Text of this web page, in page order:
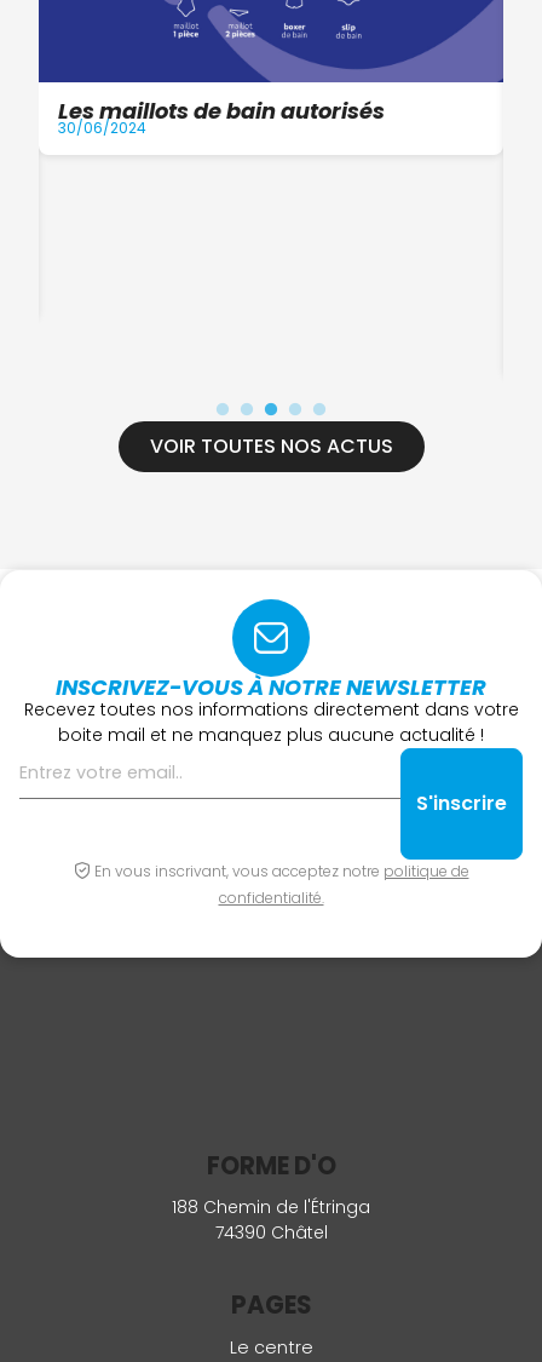
Les maillots de bain autorisés
30/06/2024
VOIR TOUTES NOS ACTUS
INSCRIVEZ-VOUS À NOTRE NEWSLETTER
Recevez toutes nos informations directement dans votre
boite mail et ne manquez plus aucune actualité !
En vous inscrivant, vous acceptez notre politique de
confidentialité.
FORME D'O
188 Chemin de l'Étringa
74390 Châtel
PAGES
Le centre